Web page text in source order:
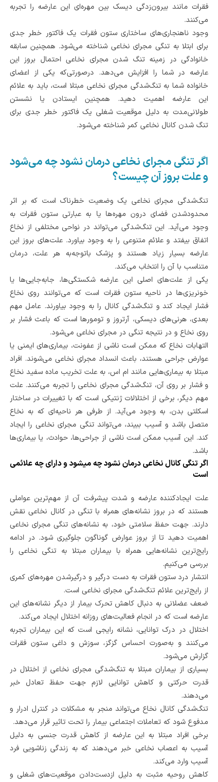
فقرات مانند بیرون‌زدگی دیسک بین مهره‌ای این عارضه را تجربه
می‌کنند.
وجود ناهنجاری‌های ساختاری ستون فقرات یک فاکتور خطر جدی
برای ابتلا به تنگی مجرای نخاعی شناخته می‌شود. همچنین سابقه
خانوادگی در زمینه تنگ شدن مجرای نخاعی احتمال بروز این
عارضه در شما را افزایش می‌دهد. درصورتی‌که یکی از اعضای
خانواده شما به تنگ‌شدگی مجرای نخاعی مبتلا است، باید به علائم
این عارضه اهمیت دهید. همچنین ایستادن یا نشستن
طولانی‌مدت به دلیل موقعیت شغلی یک فاکتور خطر جدی برای
تنگ شدن کانال نخاعی کمر شناخته می‌شود.
اگر تنگی مجرای نخاعی درمان نشود چه می‌شود
و علت بروز آن چیست؟
تنگ‌شدگی مجرای نخاعی یک وضعیت خطرناک است که بر اثر
محدودشدن فضای درون مهره‌ها یا به عبارتی ستون فقرات به
وجود می‌آید. این تنگ‌شدگی می‌تواند در نواحی مختلفی از نخاع
اتفاق بیفتد و علائم متنوعی را به وجود بیاورد. علت‌های بروز این
عارضه بسیار زیاد هستند و پزشک باتوجه‌به هر علت، درمان
متناسب با آن را انتخاب می‌کند.
یکی از علت‌های اصلی این عارضه شکستگی‌ها، جابه‌جایی‌ها یا
خونریزی‌ها در ناحیه ستون فقرات است که می‌توانند روی نخاع
فشار ایجاد کند و تنگ‌شدگی کانال را به وجود بیاورند. عامل مهم
بعدی، هرنی‌های دیسکی، آرتروز و تومورها است ‌که باعث فشار بر
روی نخاع و در نتیجه تنگی در مجرای نخاعی می‌‌شود.
التهابات نخاع که ممکن است ناشی از عفونت‌، بیماری‌های ایمنی یا
عوارض جراحی هستند، باعث انسداد مجرای نخاعی می‌شوند. افراد
مبتلا به بیماری‌هایی مانند ام اس، به علت تخریب ماده سفید نخاع
و فشار بر روی آن، تنگ‌شدگی مجرای نخاعی را تجربه می‌کنند. علت
مهم‌ دیگر، برخی از اختلالات ژنتیکی است که با تغییرات در ساختار
اسکلتی بدن، به وجود می‌آید. از طرفی هر ناحیه‌ای که به نخاع
متصل باشد و آسیب ببیند، می‌تواند تنگی مجرای نخاعی را ایجاد
کند. این آسیب ممکن است ناشی از جراحی‌ها، حوادث، یا بیماری‌ها
باشد.
اگر تنگی کانال نخاعی درمان نشود چه میشود و دارای چه علائمی
است
علت ایجادکننده عارضه و شدت پیشرفت آن از مهم‌ترین عواملی
هستند که در بروز نشانه‌های همراه با تنگی در کانال نخاعی نقش
دارند. جهت حفظ سلامتی خود، به نشانه‌های تنگی مجرای نخاعی
اهمیت دهید تا از بروز عوارض گوناگون جلوگیری شود. در ادامه
رایج‌ترین نشانه‌هایی همراه با بیماران مبتلا به تنگی نخاعی را
بررسی می‌کنیم.
انتشار درد ستون فقرات به دست درگیر و درگیرشدن مهره‌های کمری
از رایج‌ترین علائم تنگ‌شدگی مجرای نخاعی است.
ضعف عضلانی به دنبال کاهش تحرک بیمار از دیگر نشانه‌های این
عارضه است که در انجام فعالیت‌های روزانه اختلال ایجاد می‌کند.
اختلال در درک توانایی، نشانه‌ رایجی است که این بیماران تجربه
می‌کنند و به‌صورت احساس گزگز، سوزش و داغی ستون فقرات
گزارش می‌‌شود.
بسیاری از بیماران مبتلا به تنگ‌شدگی مجرای نخاعی از اختلال در
قدرت حرکتی و کاهش توانایی لازم جهت حفظ تعادل خبر
می‌دهند.
تنگ‌شدگی کانال نخاع می‌تواند منجر به مشکلات در کنترل ادرار و
مدفوع شود که تعاملات اجتماعی بیمار را تحت تاثیر قرار می‌دهد.
برخی افراد مبتلا به این عارضه از کاهش قدرت جنسی به دلیل
آسیب به اعصاب نخاعی خبر می‌دهند که به زندگی زناشویی فرد
آسیب وارد می‌کند.
کاهش روحیه مثبت به دلیل ازدست‌دادن موقعیت‌های شغلی و